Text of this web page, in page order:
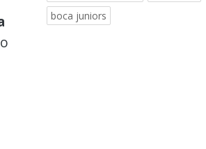
boca juniors